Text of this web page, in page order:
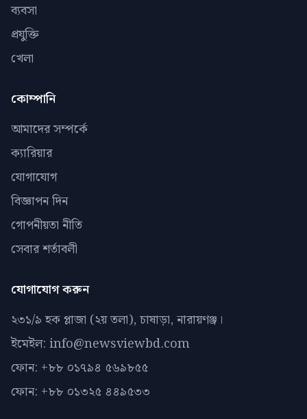
ব্যবসা
প্রযুক্তি
খেলা
কোম্পানি
আমাদের সম্পর্কে
ক্যারিয়ার
যোগাযোগ
বিজ্ঞাপন দিন
গোপনীয়তা নীতি
সেবার শর্তাবলী
যোগাযোগ করুন
২৩১/৯ হক প্লাজা (২য় তলা), চাষাড়া, নারায়ণঞ্জ।
ইমেইল: info@newsviewbd.com
ফোন: +৮৮ ০১৭৯৪ ৫৬৯৮৫৫
ফোন: +৮৮ ০১৩২৫ ৪৪৯৫৩৩